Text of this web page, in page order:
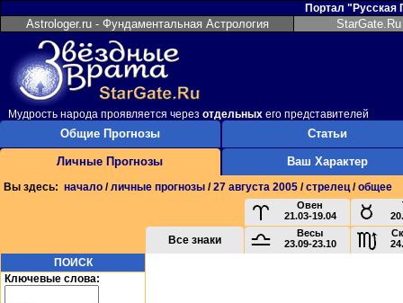
Портал "Русская
Astrologer.ru - Фундаментальная Астрология
Мудрость народа проявляется через отдельных его представителей
Общие Прогнозы
Личные Прогнозы
Статьи
Ваш Характер
Вы здесь: начало /личные прогнозы /27 августа 2005 /стрелец/общее
Овен
21.03-19.04
Все знаки
Весы
23.09-23.10
ПОИСК
Ключевые слова: